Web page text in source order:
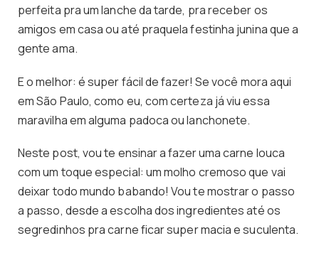
perfeita pra um lanche da tarde, pra receber os
amigos em casa ou até praquela festinha junina que a
gente ama.
E o melhor: é super fácil de fazer! Se você mora aqui
em São Paulo, como eu, com certeza já viu essa
maravilha em alguma padoca ou lanchonete.
Neste post, vou te ensinar a fazer uma carne louca
com um toque especial: um molho cremoso que vai
deixar todo mundo babando! Vou te mostrar o passo
a passo, desde a escolha dos ingredientes até os
segredinhos pra carne ficar super macia e suculenta.